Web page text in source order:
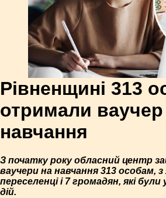
Рівненщині 313
отримали
навчання
З початку року обласний центр
ваучери на навчання 313 особам, з
переселенці і 7 громадян, які
дій.